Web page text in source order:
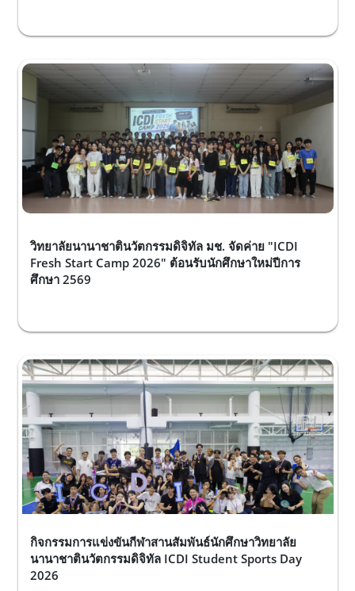
วิทยาลัยนานาชาตินวัตกรรมดิจิทัล มช. จัดค่าย "ICDI
Fresh Start Camp 2026" ต้อนรับนักศึกษาใหม่ปีการ
ศึกษา 2569
กิจกรรมการแข่งขันกีฬาสานสัมพันธ์นักศึกษาวิทยาลัย
นานาชาตินวัตกรรมดิจิทัล ICDI Student Sports Day
2026